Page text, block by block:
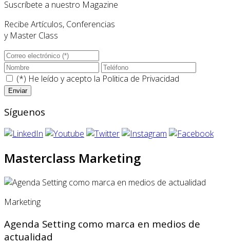
Suscríbete a nuestro Magazine
Recibe Artículos, Conferencias
y Master Class
(*) He leído y acepto la Politica de Privacidad
Síguenos
Masterclass Marketing
Marketing
Agenda Setting como marca en medios de
actualidad